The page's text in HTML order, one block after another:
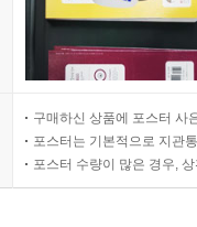
구매하신 상품에 포스터 사
포스터는 기본적으로 지관
포스터 수량이 많은 경우,